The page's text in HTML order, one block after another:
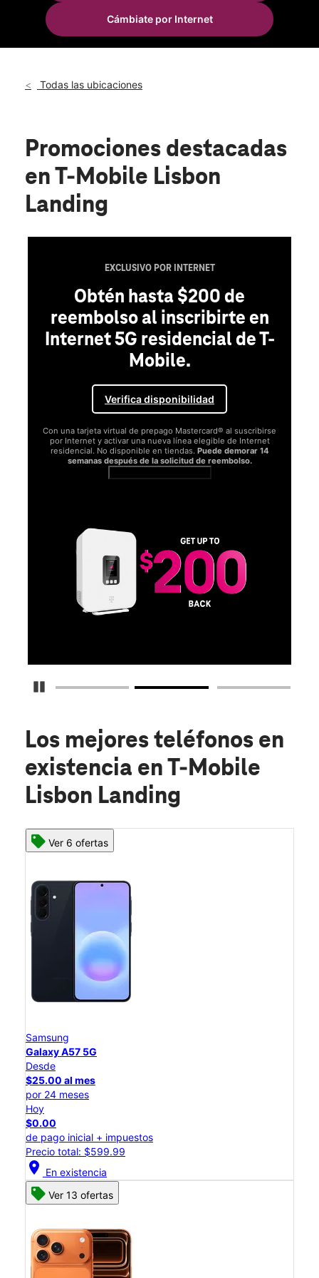
Vie.:
Sáb.:
10:00 a.m. a 8:00 p.m.
160 River Road Lisbon, CT 06351
Cámbiate por Internet
Todas las ubicaciones
Promociones destacadas
en T-Mobile Lisbon
Landing
Detener carrusel
EXCLUSIVO POR INTERNET
Obtén hasta $200 de
reembolso al inscribirte en
Internet 5G residencial de T-
Mobile.
Verifica disponibilidad
Con una tarjeta virtual de prepago Mastercard® al suscribirse
por Internet y activar una nueva línea elegible de Internet
residencial. No disponible en tiendas. Puede demorar 14
semanas después de la solicitud de reembolso.
Los mejores teléfonos en
existencia en T-Mobile
Lisbon Landing
Ver 6 ofertas
Samsung
Galaxy A57 5G
Desde
$25.00 al mes
por 24 meses
Hoy
$0.00
de pago inicial + impuestos
Precio total: $599.99
location_on En existencia
Ver 13 ofertas